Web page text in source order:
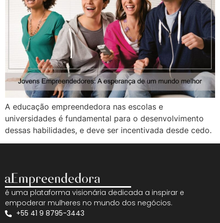
A educação empreendedora nas escolas e
universidades é fundamental para o desenvolvimento
dessas habilidades, e deve ser incentivada desde cedo.
é uma plataforma visionária dedicada a inspirar e
empoderar mulheres no mundo dos negócios.
+55 41 9 8795-3443